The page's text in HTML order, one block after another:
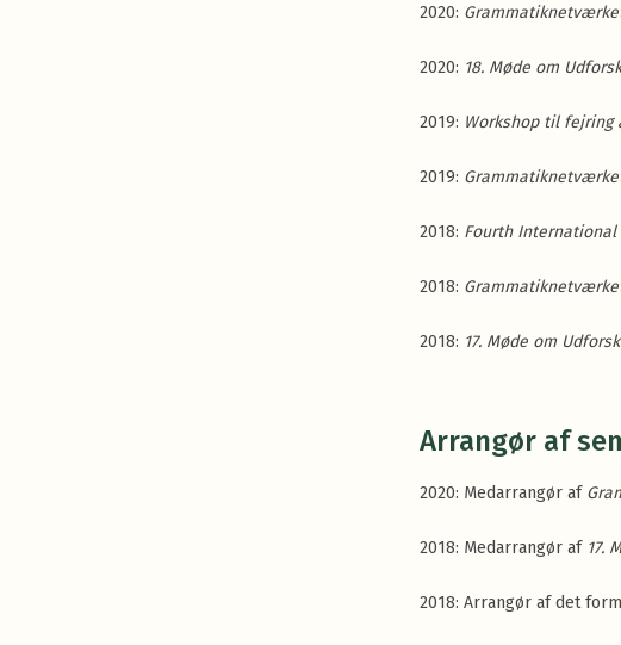
2020:
2020: 18. Møde om
2019: Workshop til fejring
2019:
2018: Fourth International
2018:
2018: 17. Møde om
Arrangør af
2020: Medarrangør af
2018: Medarrangør af 17.
2018: Arrangør af det